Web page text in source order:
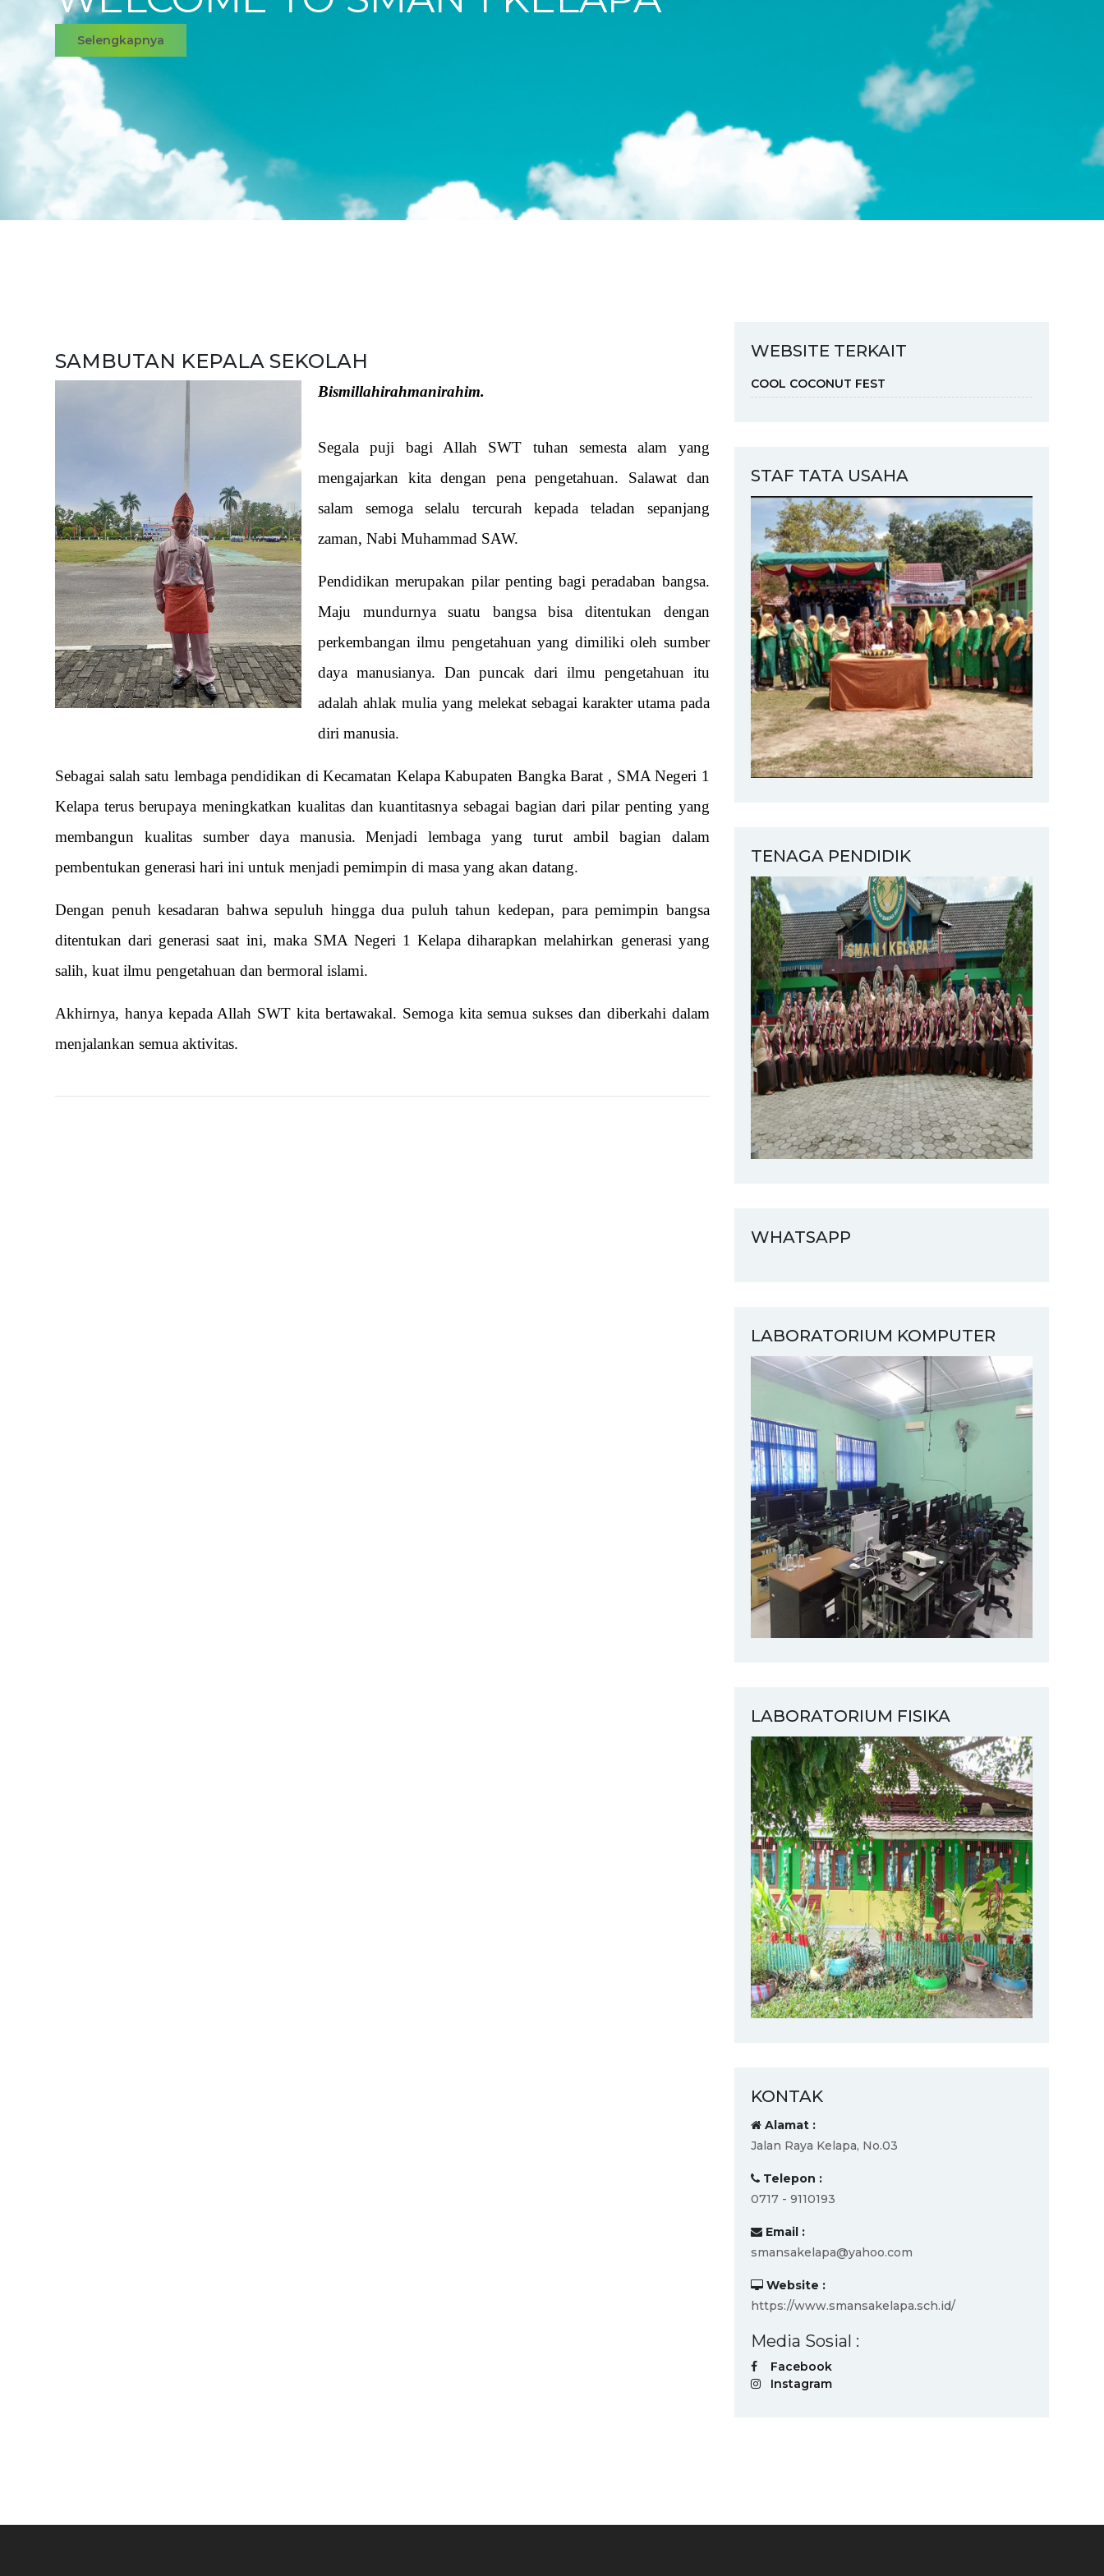
Selengkapnya
SAMBUTAN KEPALA SEKOLAH
Bismillahirahmanirahim.
Segala puji bagi Allah SWT tuhan semesta alam yang
mengajarkan kita dengan pena pengetahuan. Salawat dan
salam semoga selalu tercurah kepada teladan sepanjang
zaman, Nabi Muhammad SAW.
Pendidikan merupakan pilar penting bagi peradaban bangsa.
Maju mundurnya suatu bangsa bisa ditentukan dengan
perkembangan ilmu pengetahuan yang dimiliki oleh sumber
daya manusianya. Dan puncak dari ilmu pengetahuan itu
adalah ahlak mulia yang melekat sebagai karakter utama pada
diri manusia.
Sebagai salah satu lembaga pendidikan di Kecamatan Kelapa Kabupaten Bangka Barat , SMA Negeri 1
Kelapa terus berupaya meningkatkan kualitas dan kuantitasnya sebagai bagian dari pilar penting yang
membangun kualitas sumber daya manusia. Menjadi lembaga yang turut ambil bagian dalam
pembentukan generasi hari ini untuk menjadi pemimpin di masa yang akan datang.
Dengan penuh kesadaran bahwa sepuluh hingga dua puluh tahun kedepan, para pemimpin bangsa
ditentukan dari generasi saat ini, maka SMA Negeri 1 Kelapa diharapkan melahirkan generasi yang
salih, kuat ilmu pengetahuan dan bermoral islami.
Akhirnya, hanya kepada Allah SWT kita bertawakal. Semoga kita semua sukses dan diberkahi dalam
menjalankan semua aktivitas.
WEBSITE TERKAIT
COOL COCONUT FEST
STAF TATA USAHA
TENAGA PENDIDIK
WHATSAPP
LABORATORIUM KOMPUTER
LABORATORIUM FISIKA
KONTAK
Alamat :
Jalan Raya Kelapa, No.03
Telepon :
0717 - 9110193
Email :
smansakelapa@yahoo.com
Website :
https://www.smansakelapa.sch.id/
Media Sosial :
Facebook
Instagram